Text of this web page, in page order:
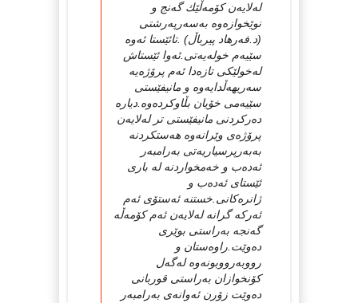
له‌لایه‌ن كۆمه‌ڵێك گه‌نج و
نوێخوازه‌وه‌ به‌سه‌رپه‌رشتی
(د.فه‌رهاد پیرباڵ) .تائێستا ئه‌وه‌
سێیه‌م خوله‌یه‌تی.ئه‌وا ئێستاش
له‌خولێكی تازه‌دا ئه‌م پرۆژه‌یه‌
سه‌ریهه‌ڵدایه‌وه‌ و مانیفێستی
سێیه‌می خۆیان بڵاوكرده‌وه‌.دیاره‌
ده‌ركردنی مانیفێستی تر له‌لایه‌ن
پرۆژه‌ی وێرانه‌وه‌ هه‌ستكردنه‌
به‌به‌رپرسیاریه‌تی به‌رامبه‌ر
ئه‌ده‌ب و خه‌مخواردنه‌ له‌ باری
ئێستای ئه‌ده‌ب و
ژانره‌كانی.خستنه‌ ئه‌ستۆی ئه‌م
ئه‌ركه‌ گرانه‌ له‌لایه‌ن ئه‌م كۆمه‌ڵه‌
گه‌نجه‌ به‌راستی بوێری
ده‌وێت.راوه‌ستان و
رووبه‌رووبونه‌وه‌ له‌گه‌ل
كۆنخوازان به‌راستی قوربانی
ده‌وێت زۆرن ئه‌وانه‌ی به‌رامبه‌ر